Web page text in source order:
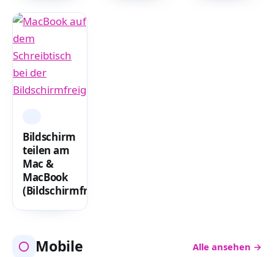
Bildschirm
teilen am
Mac &
MacBook
(Bildschirmfreigabe)
Mobile Alle ansehen →